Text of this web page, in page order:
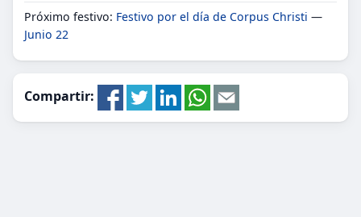
Próximo festivo: Festivo por el día de Corpus Christi —
Junio 22
Compartir: